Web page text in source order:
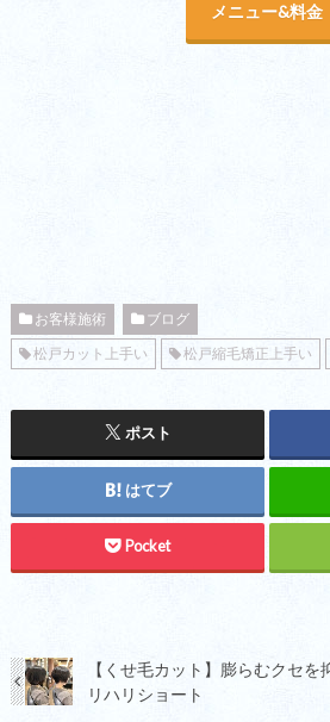
メニュー&料金
お客様施術
ブログ
松戸カット上手い
松戸縮毛矯正上手い
ポスト
はてブ
Pocket
【くせ毛カット】膨らむクセ
リハリショート